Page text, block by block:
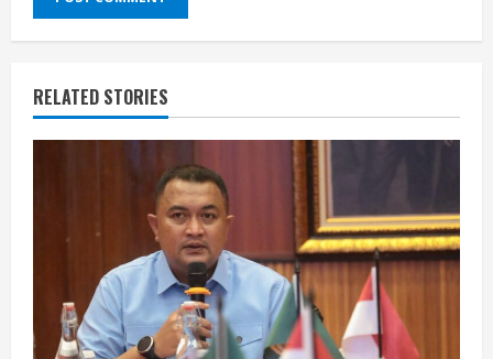
RELATED STORIES